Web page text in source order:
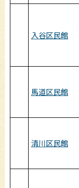
入谷区民館
馬道区民館
清川区民館